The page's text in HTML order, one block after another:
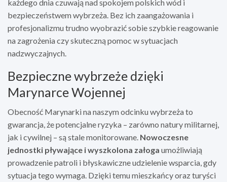
każdego dnia czuwają nad spokojem polskich wód i
bezpieczeństwem wybrzeża. Bez ich zaangażowania i
profesjonalizmu trudno wyobrazić sobie szybkie reagowanie
na zagrożenia czy skuteczną pomoc w sytuacjach
nadzwyczajnych.
Bezpieczne wybrzeże dzięki
Marynarce Wojennej
Obecność Marynarki na naszym odcinku wybrzeża to
gwarancja, że potencjalne ryzyka – zarówno natury militarnej,
jak i cywilnej – są stale monitorowane. Nowoczesne
jednostki pływające i wyszkolona załoga umożliwiają
prowadzenie patroli i błyskawiczne udzielenie wsparcia, gdy
sytuacja tego wymaga. Dzięki temu mieszkańcy oraz turyści